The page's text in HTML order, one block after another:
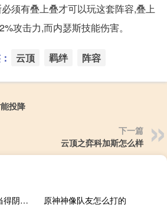
须有叠上叠才可以玩这套阵容,叠上
攻击力,而内瑟斯技能伤害。
云顶 羁绊 阵容
投降
下一篇
云顶之弈科加斯怎么样
仕宦当作执金吾,娶妻当得阴丽华是什么意思
原神神像队友怎么打的